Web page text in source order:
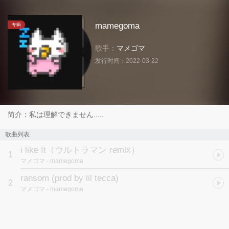
专辑 mamegoma
歌手： マメゴマ
发行时间： 2022-03-22
简介：私は理解できません.....
歌曲列表
1 i like It（ウルトラマン remix）
マメゴマ - mamegoma
2 ransom (prod by lil tecca)
マメゴマ - mamegoma